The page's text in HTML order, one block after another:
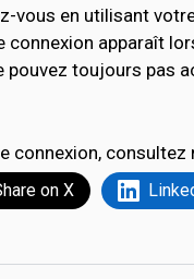
vous en utilisant
connexion apparaît
pouvez toujours pas
connexion,
on X